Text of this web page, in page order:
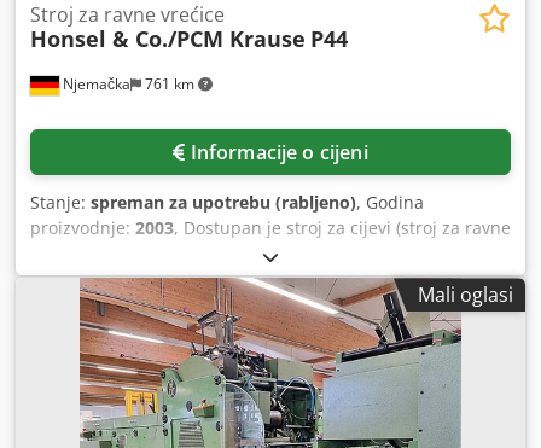
Njemačka 761 km
Stroj za ravne vrećice
Honsel & Co./PCM Krause P44
Informacije o cijeni
Stanje: spreman za upotrebu (rabljeno), Godina
proizvodnje: 2003, Dostupan je stroj za cijevi (stroj za ravne
vrećice s omotom) Honsel & Co., koji je 2003. godine
revidirao PCM. Širina role: 980 mm, raspon duljine vrećice
s omotom: 280 mm-710 mm, raspon duljine vrećice kao
cijevi bez omota: 710 mm-1020 mm. Uključujući jedinicu za
fleksografski tisak i opsežan pribor za pretvorbu formata.
Dokumentacija dostupna. Moguć je obilazak na licu mjesta.
Crsdpfx Agevtqq Uskef
Mali oglasi